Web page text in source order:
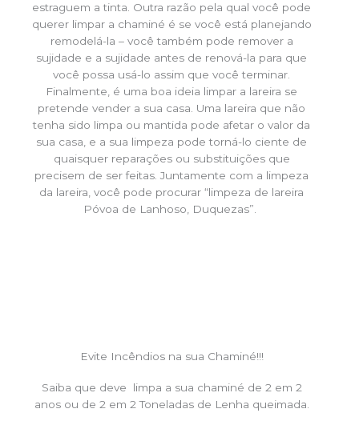
estraguem a tinta. Outra razão pela qual você pode
querer limpar a chaminé é se você está planejando
remodelá-la – você também pode remover a
sujidade e a sujidade antes de renová-la para que
você possa usá-lo assim que você terminar.
Finalmente, é uma boa ideia limpar a lareira se
pretende vender a sua casa. Uma lareira que não
tenha sido limpa ou mantida pode afetar o valor da
sua casa, e a sua limpeza pode torná-lo ciente de
quaisquer reparações ou substituições que
precisem de ser feitas. Juntamente com a limpeza
da lareira, você pode procurar “limpeza de lareira
Póvoa de Lanhoso, Duquezas”.
Evite Incêndios na sua Chaminé!!!
Saiba que deve limpa a sua chaminé de 2 em 2
anos ou de 2 em 2 Toneladas de Lenha queimada.